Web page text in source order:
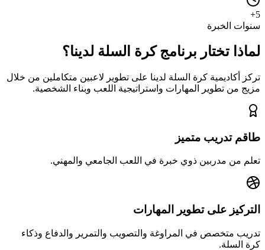
5+
سنوات الخبرة
لماذا تختار برنامج كرة السلة لدينا؟
تركز أكاديمية كرة السلة لدينا على تطوير لاعبين متكاملين من خلال
مزيج من تطوير المهارات واستراتيجية اللعب وبناء الشخصية.
طاقم تدريب متميز
تعلم من مدربين ذوي خبرة في اللعب الجامعي والمهني.
التركيز على تطوير المهارات
تدريب متخصص في المراوغة والتصويب والتمرير والدفاع وذكاء
كرة السلة.